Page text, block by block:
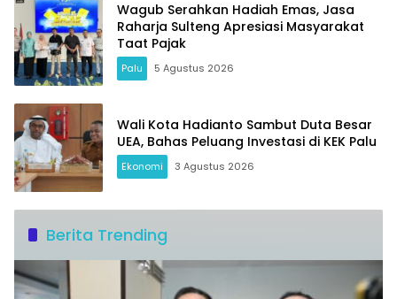
Wagub Serahkan Hadiah Emas, Jasa
Raharja Sulteng Apresiasi Masyarakat
Taat Pajak
Palu 5 Agustus 2026
Wali Kota Hadianto Sambut Duta Besar
UEA, Bahas Peluang Investasi di KEK Palu
Ekonomi 3 Agustus 2026
Berita Trending